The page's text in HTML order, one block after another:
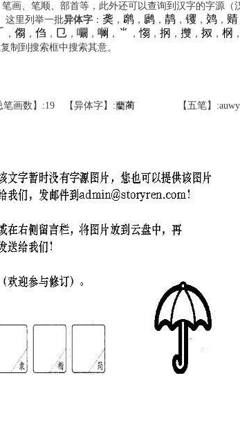
画、笔顺、部首等，此外还可以查询到汉字的字源
这里列举一批异体字： 䶮 ， 䴙， 䴘， 䴖， 䦆， 䴔， 䞍
， 㑳 ， 㑇 ， 㔾 ， 㘚 ， 㘎 ， ⺌ ， 㥮 ， 㧏 ， 㩳， 㧐 ， 㭎 ，
制到搜索框中搜索其意。
笔画数】:19 【异体字】:藺蔺 【五笔】:auwy